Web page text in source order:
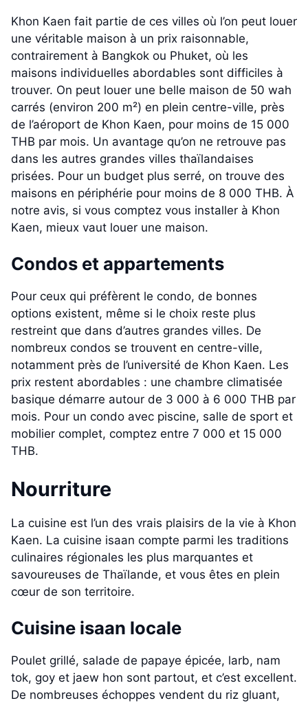
Khon Kaen fait partie de ces villes où l’on peut louer
une véritable maison à un prix raisonnable,
contrairement à Bangkok ou Phuket, où les
maisons individuelles abordables sont difficiles à
trouver. On peut louer une belle maison de 50 wah
carrés (environ 200 m²) en plein centre-ville, près
de l’aéroport de Khon Kaen, pour moins de 15 000
THB par mois. Un avantage qu’on ne retrouve pas
dans les autres grandes villes thaïlandaises
prisées. Pour un budget plus serré, on trouve des
maisons en périphérie pour moins de 8 000 THB. À
notre avis, si vous comptez vous installer à Khon
Kaen, mieux vaut louer une maison.
Condos et appartements
Pour ceux qui préfèrent le condo, de bonnes
options existent, même si le choix reste plus
restreint que dans d’autres grandes villes. De
nombreux condos se trouvent en centre-ville,
notamment près de l’université de Khon Kaen. Les
prix restent abordables : une chambre climatisée
basique démarre autour de 3 000 à 6 000 THB par
mois. Pour un condo avec piscine, salle de sport et
mobilier complet, comptez entre 7 000 et 15 000
THB.
Nourriture
La cuisine est l’un des vrais plaisirs de la vie à Khon
Kaen. La cuisine isaan compte parmi les traditions
culinaires régionales les plus marquantes et
savoureuses de Thaïlande, et vous êtes en plein
cœur de son territoire.
Cuisine isaan locale
Poulet grillé, salade de papaye épicée, larb, nam
tok, goy et jaew hon sont partout, et c’est excellent.
De nombreuses échoppes vendent du riz gluant,